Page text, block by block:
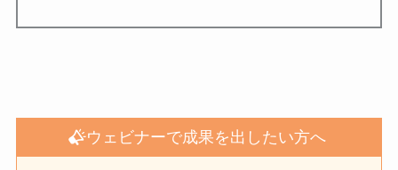
ウェビナーで成果を出したい方へ